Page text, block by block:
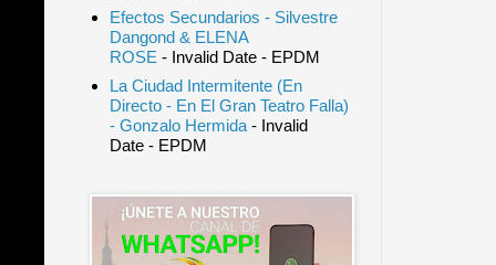
Efectos Secundarios - Silvestre
Dangond & ELENA
ROSE - Invalid Date- EPDM
La Ciudad Intermitente (En
Directo - En El Gran Teatro Falla)
- Gonzalo Hermida- Invalid
Date- EPDM